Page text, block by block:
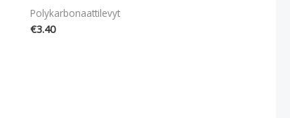
Polykarbonaattilevyt
€3.40